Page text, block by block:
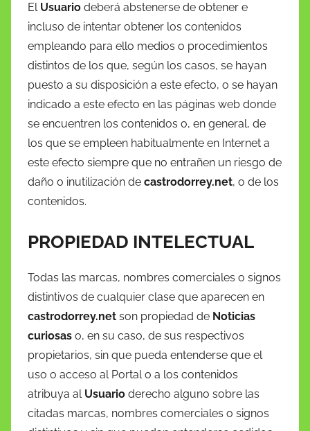
El Usuario deberá abstenerse de obtener e
incluso de intentar obtener los contenidos
empleando para ello medios o procedimientos
distintos de los que, según los casos, se hayan
puesto a su disposición a este efecto, o se hayan
indicado a este efecto en las páginas web donde
se encuentren los contenidos o, en general, de
los que se empleen habitualmente en Internet a
este efecto siempre que no entrañen un riesgo de
daño o inutilización de castrodorrey.net, o de los
contenidos.
PROPIEDAD INTELECTUAL
Todas las marcas, nombres comerciales o signos
distintivos de cualquier clase que aparecen en
castrodorrey.net son propiedad de Noticias
curiosas o, en su caso, de sus respectivos
propietarios, sin que pueda entenderse que el
uso o acceso al Portal o a los contenidos
atribuya al Usuario derecho alguno sobre las
citadas marcas, nombres comerciales o signos